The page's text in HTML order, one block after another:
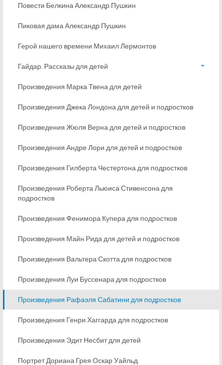
Повести Белкина Александр Пушкин
Пиковая дама Александр Пушкин
Герой нашего времени Михаил Лермонтов
Гайдар. Рассказы для детей
Произведения Марка Твена для детей
Произведения Джека Лондона для детей и подростков
Произведения Жюля Верна для детей и подростков
Произведения Андре Лори для детей и подростков
Произведения Гилберта Честертона для подростков
Произведения Роберта Льюиса Стивенсона для
подростков
Произведения Фенимора Купера для подростков
Произведения Майн Рида для детей и подростков
Произведения Вальтера Скотта для подростков
Произведения Луи Буссенара для подростков
Произведения Рафаэля Сабатини для подростков
Произведения Генри Хаггарда для подростков
Произведения Эдит Несбит для детей
Портрет Дориана Грея Оскар Уайльд